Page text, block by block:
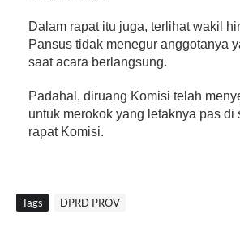
Dalam rapat itu juga, terlihat wakil
Pansus tidak menegur anggotanya
saat acara berlangsung.
Padahal, diruang Komisi telah
untuk merokok yang letaknya pas di
rapat Komisi.
Tags DPRD PROV